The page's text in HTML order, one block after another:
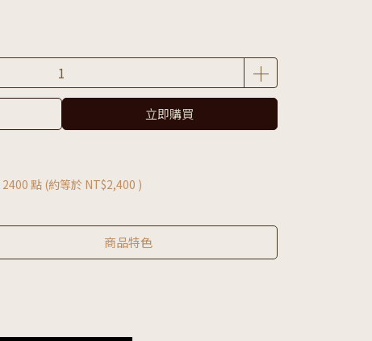
立即購買
2400 點 (約等於 NT$2,400 )
商品特色